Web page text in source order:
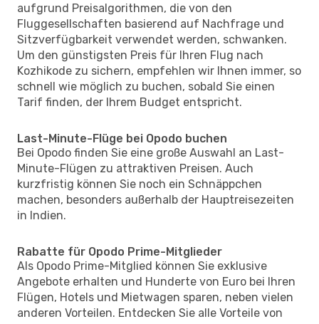
aufgrund Preisalgorithmen, die von den
Fluggesellschaften basierend auf Nachfrage und
Sitzverfügbarkeit verwendet werden, schwanken.
Um den günstigsten Preis für Ihren Flug nach
Kozhikode zu sichern, empfehlen wir Ihnen immer, so
schnell wie möglich zu buchen, sobald Sie einen
Tarif finden, der Ihrem Budget entspricht.
Last-Minute-Flüge bei Opodo buchen
Bei Opodo finden Sie eine große Auswahl an Last-
Minute-Flügen zu attraktiven Preisen. Auch
kurzfristig können Sie noch ein Schnäppchen
machen, besonders außerhalb der Hauptreisezeiten
in Indien.
Rabatte für Opodo Prime-Mitglieder
Als Opodo Prime-Mitglied können Sie exklusive
Angebote erhalten und Hunderte von Euro bei Ihren
Flügen, Hotels und Mietwagen sparen, neben vielen
anderen Vorteilen. Entdecken Sie alle Vorteile von